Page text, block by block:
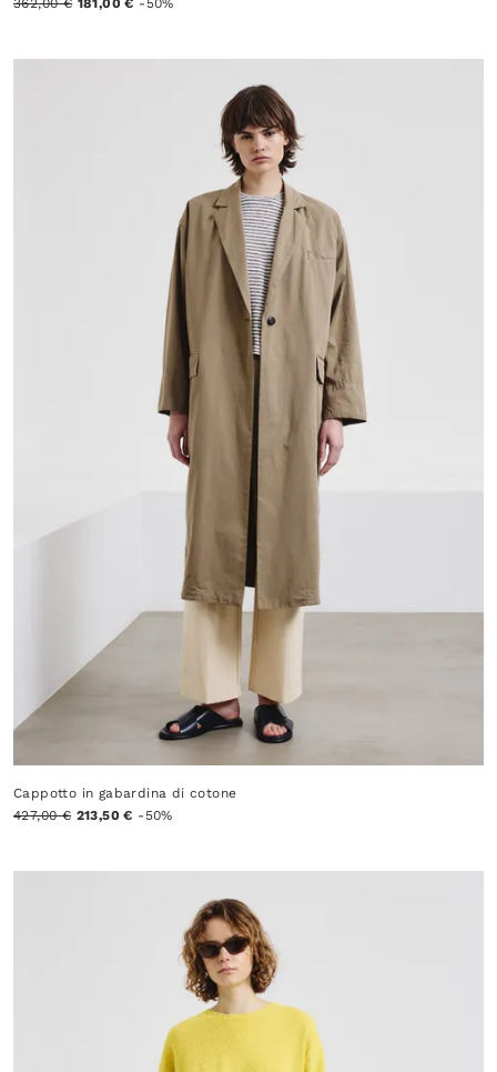
362,00 € 181,00 € -50%
Cappotto in gabardina di cotone
427,00 € 213,50 € -50%